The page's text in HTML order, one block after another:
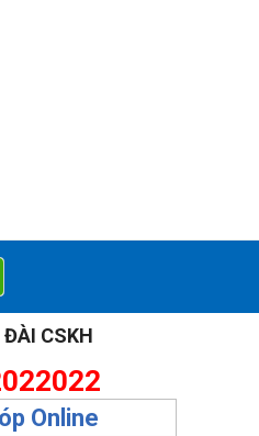
dễ nhận thấy ở ống
và độ tương phản cao
ĐÀI CSKH
Online